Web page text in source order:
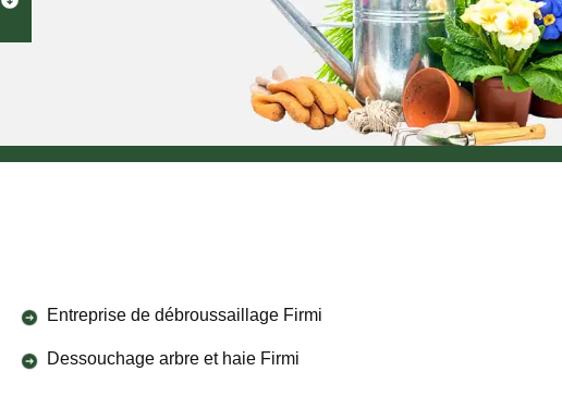
Entreprise de débroussaillage Firmi
Dessouchage arbre et haie Firmi